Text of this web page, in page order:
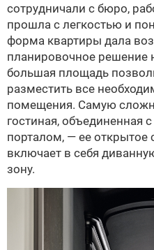
сотрудничали с бюро,
прошла с легкостью и
форма квартиры дала
планировочное решение
большая площадь
разместить все
помещения. Самую
гостиная, объединенная
порталом, — ее открытое
включает в себя
зону.